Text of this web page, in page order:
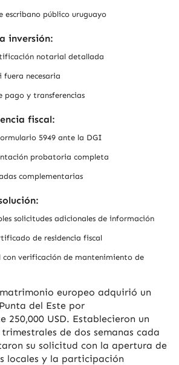
escribano público uruguayo
inversión:
notarial detallada
fuera necesaria
pago y transferencias
fiscal:
5949 ante la DGI
probatoria completa
complementarias
solicitudes adicionales de información
de residencia fiscal
con verificación de mantenimiento de
europeo adquirió un
del Este por
250,000 USD. Establecieron un
de dos semanas cada
su solicitud con la apertura de
locales y la participación